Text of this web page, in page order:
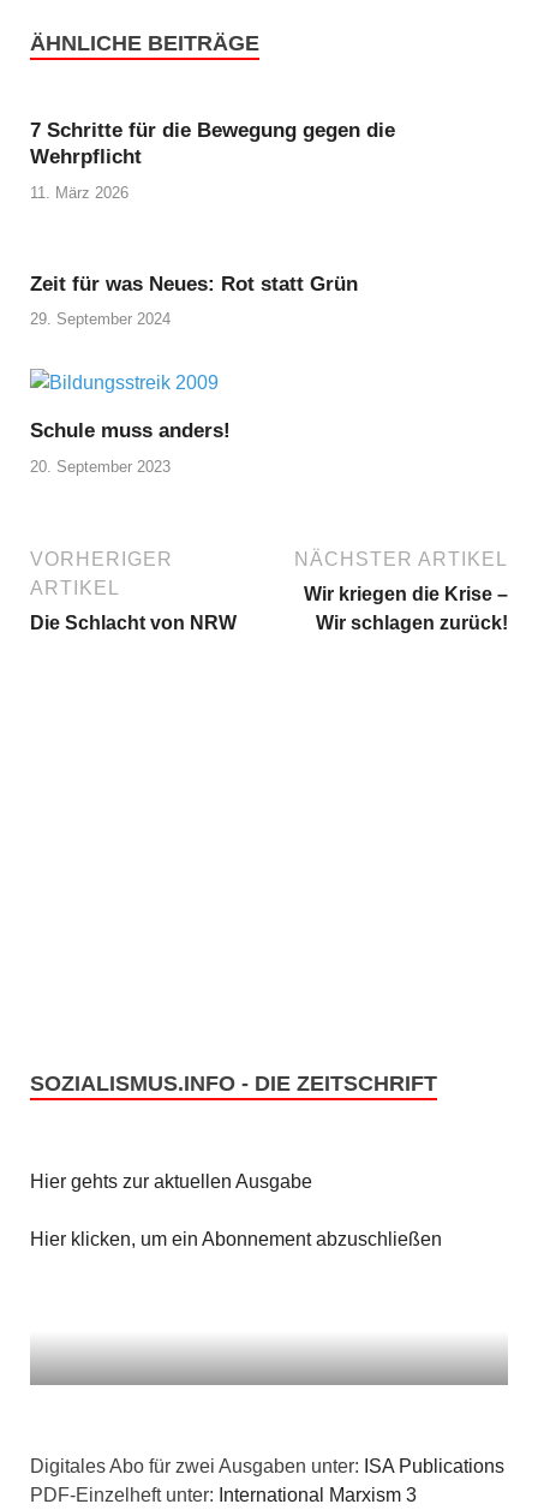
ÄHNLICHE BEITRÄGE
7 Schritte für die Bewegung gegen die
Wehrpflicht
11. März 2026
Zeit für was Neues: Rot statt Grün
29. September 2024
Schule muss anders!
20. September 2023
VORHERIGER
ARTIKEL
Die Schlacht von NRW
NÄCHSTER ARTIKEL
Wir kriegen die Krise –
Wir schlagen zurück!
SOZIALISMUS.INFO - DIE ZEITSCHRIFT
Hier gehts zur aktuellen Ausgabe
Hier klicken, um ein Abonnement abzuschließen
Digitales Abo für zwei Ausgaben unter: ISA Publications
PDF-Einzelheft unter: International Marxism 3